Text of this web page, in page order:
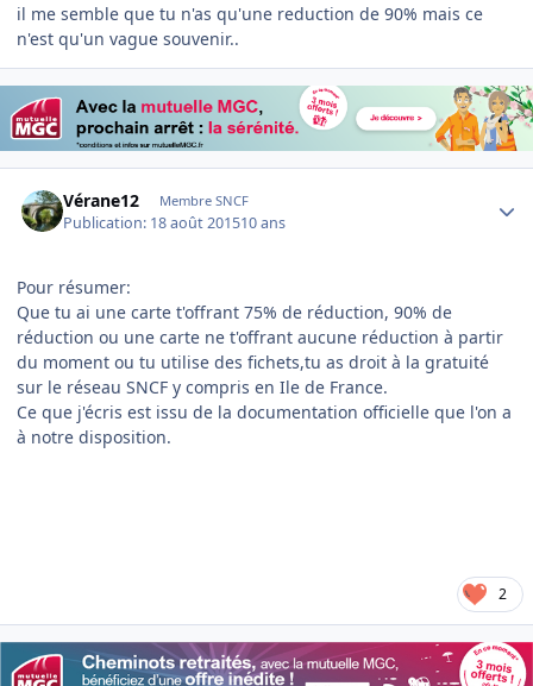
il me semble que tu n'as qu'une reduction de 90% mais ce
n'est qu'un vague souvenir..
Vérane12 Membre SNCF
Publication: 18 août 201510 ans
Pour résumer:
Que tu ai une carte t'offrant 75% de réduction, 90% de
réduction ou une carte ne t'offrant aucune réduction à partir
du moment ou tu utilise des fichets,tu as droit à la gratuité
sur le réseau SNCF y compris en Ile de France.
Ce que j'écris est issu de la documentation officielle que l'on a
à notre disposition.
2